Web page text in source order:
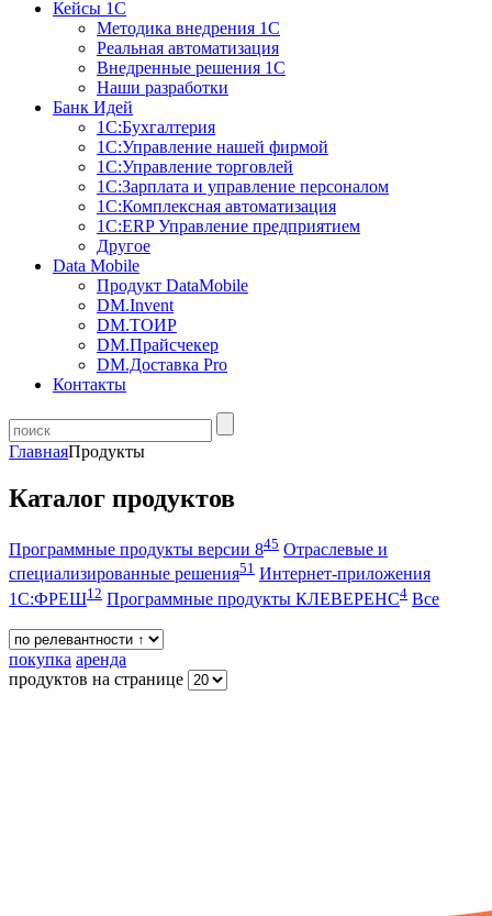
Кейсы 1С
Методика внедрения 1С
Реальная автоматизация
Внедренные решения 1С
Наши разработки
Банк Идей
1С:Бухгалтерия
1С:Управление нашей фирмой
1С:Управление торговлей
1С:Зарплата и управление персоналом
1С:Комплексная автоматизация
1С:ERP Управление предприятием
Другое
Data Mobile
Продукт DataMobile
DM.Invent
DM.ТОИР
DM.Прайсчекер
DM.Доставка Pro
Контакты
ГлавнаяПродукты
Каталог продуктов
Программные продукты версии 845 Отраслевые и
специализированные решения51 Интернет-приложения
1С:ФРЕШ12 Программные продукты КЛЕВЕРЕНС4 Все
покупка аренда
продуктов на странице